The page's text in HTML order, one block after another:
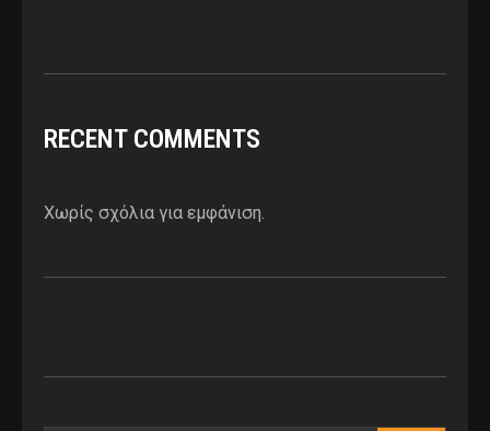
RECENT COMMENTS
Χωρίς σχόλια για εμφάνιση.